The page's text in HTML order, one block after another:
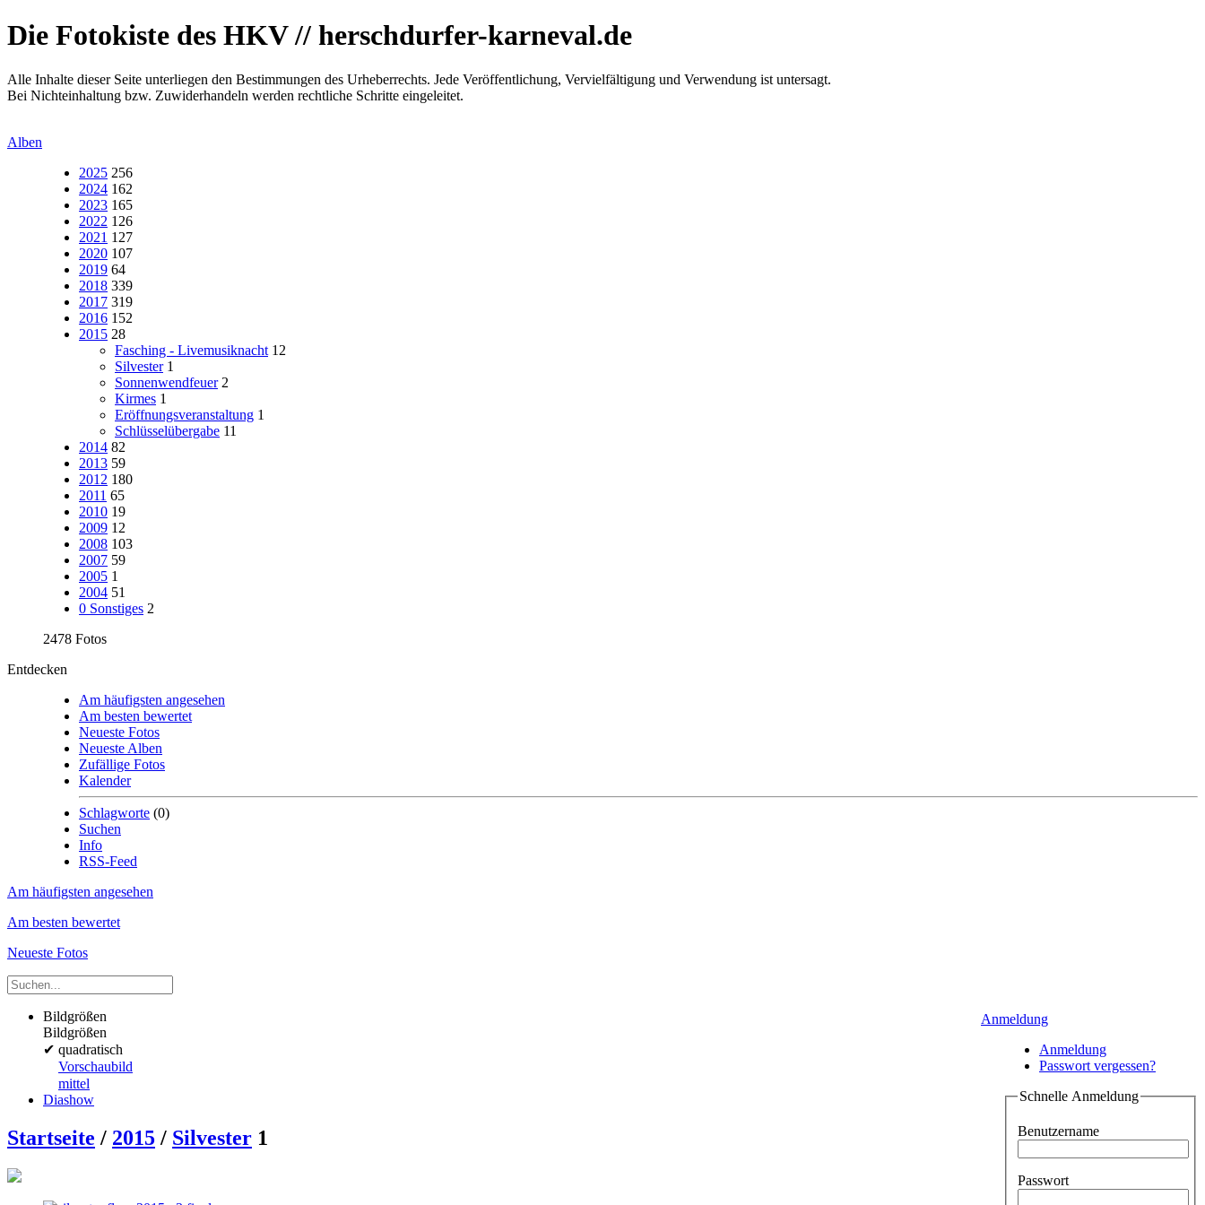
Die Fotokiste des HKV // herschdurfer-karneval.de
Alle Inhalte dieser Seite unterliegen den Bestimmungen des Urheberrechts. Jede Veröffentlichung, Vervielfältigung und Verwendung ist untersagt.
Bei Nichteinhaltung bzw. Zuwiderhandeln werden rechtliche Schritte eingeleitet.
Alben
2025 256
2024 162
2023 165
2022 126
2021 127
2020 107
2019 64
2018 339
2017 319
2016 152
2015 28
Fasching - Livemusiknacht 12
Silvester 1
Sonnenwendfeuer 2
Kirmes 1
Eröffnungsveranstaltung 1
Schlüsselübergabe 11
2014 82
2013 59
2012 180
2011 65
2010 19
2009 12
2008 103
2007 59
2005 1
2004 51
0 Sonstiges 2
2478 Fotos
Entdecken
Am häufigsten angesehen
Am besten bewertet
Neueste Fotos
Neueste Alben
Zufällige Fotos
Kalender
Schlagworte (0)
Suchen
Info
RSS-Feed
Am häufigsten angesehen
Am besten bewertet
Neueste Fotos
Anmeldung
Anmeldung
Passwort vergessen?
Schnelle Anmeldung
Benutzername
Passwort
Bildgrößen
Bildgrößen
✔ quadratisch
Vorschaubild
mittel
Diashow
Startseite / 2015 / Silvester 1